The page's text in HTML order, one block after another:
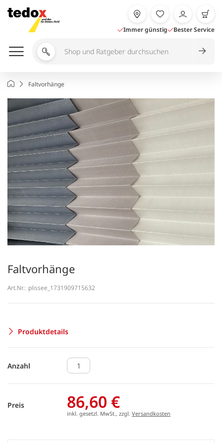
Inhalt
springen
Immer günstig Bester Service
Shop
durchsuchen
StartseiteFaltvorhänge
Faltvorhänge
Art.Nr.: plissee_1731909715632
Produktdetails
Anzahl
Preis 86,60 €
inkl. gesetzl. MwSt., zzgl. Versandkosten